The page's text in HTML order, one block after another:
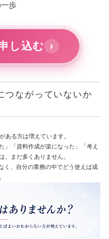
歩
し込む ›
つながっていないか
ある方は増えています。
」「資料作成が楽になった」「考え
、まだ多くありません。
く、自分の業務の中でどう使えば成